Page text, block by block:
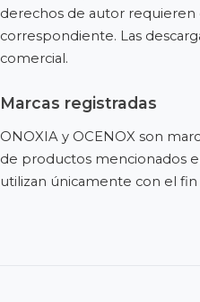
derechos de autor
correspondiente. Las
comercial.
Marcas registradas
ONOXIA y OCENOX son
de productos mencionados
utilizan únicamente con el